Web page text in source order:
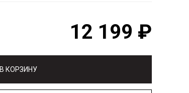
12 199 ₽
В КОРЗИНУ